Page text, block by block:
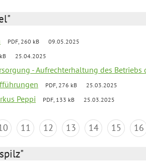
PDF, 260 kB 09.05.2025
25.04.2025
- Aufrechterhaltung des Betriebs
PDF, 276 kB 25.03.2025
Peppi PDF, 133 kB 25.03.2025
11 12 13 14 15 16